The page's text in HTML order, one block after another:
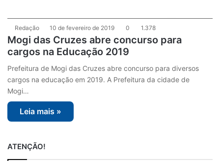
Redação 10 de fevereiro de 2019 0 1.378
Mogi das Cruzes abre concurso para
cargos na Educação 2019
Prefeitura de Mogi das Cruzes abre concurso para diversos
cargos na educação em 2019. A Prefeitura da cidade de
Mogi…
Leia mais »
ATENÇÃO!